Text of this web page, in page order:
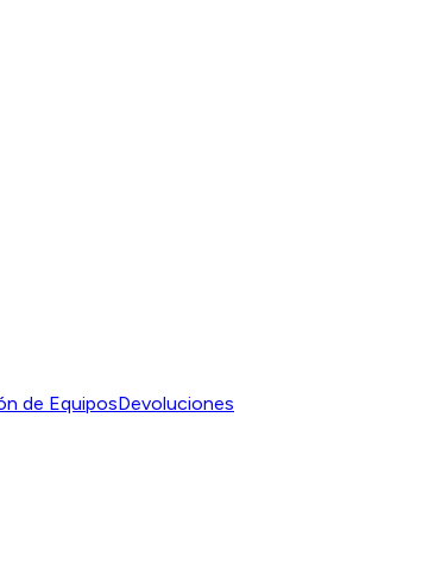
de EquiposDevoluciones